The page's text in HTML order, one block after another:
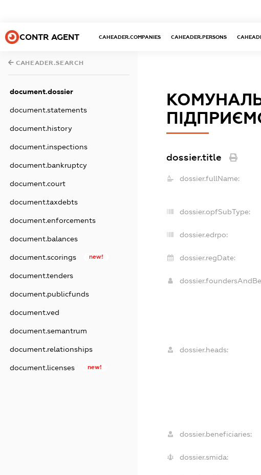
CONTR AGENT CAHEADER.COMPANIES CAHEADER.PERSONS
CAHEADER.SEARCH
document.dossier
document.statements
document.history
document.inspections
document.bankruptcy
document.court
document.taxdebts
document.enforcements
document.balances
document.scorings new!
document.tenders
document.publicfunds
document.ved
document.semantrum
document.relationships
document.licenses new!
dossier.title
dossier.fullName:
dossier.opfSubType:
dossier.edrpo:
dossier.regDate:
dossier.heads:
dossier.beneficiaries:
dossier.smida: